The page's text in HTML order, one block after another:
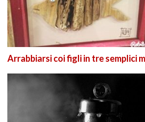
Arrabbiarsi coi figli in tre semplici